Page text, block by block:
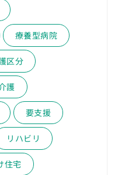
療養型病院
区分
護
要支援
リハビリ
住宅